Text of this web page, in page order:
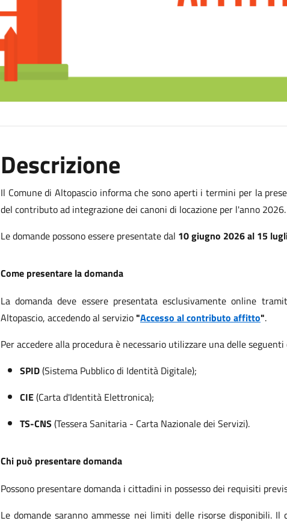
Descrizione
Il Comune di Altopascio informa che sono aperti i termini per la
del contributo ad integrazione dei canoni di locazione per l'anno 2026.
Le domande possono essere presentate dal 10 giugno 2026 al 15
Come presentare la domanda
La domanda deve essere presentata esclusivamente online
Altopascio, accedendo al servizio"Accesso al contributo affitto".
Per accedere alla procedura è necessario utilizzare una delle
SPID(Sistema Pubblico di Identità Digitale);
CIE(Carta d'Identità Elettronica);
TS-CNS (Tessera Sanitaria - Carta Nazionale dei Servizi).
Chi può presentare domanda
Possono presentare domanda i cittadini in possesso dei requisiti
Le domande saranno ammesse nei limiti delle risorse disponibili.